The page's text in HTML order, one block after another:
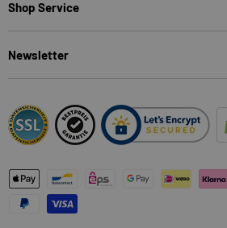
Shop Service
Newsletter
Zahlungsmethoden